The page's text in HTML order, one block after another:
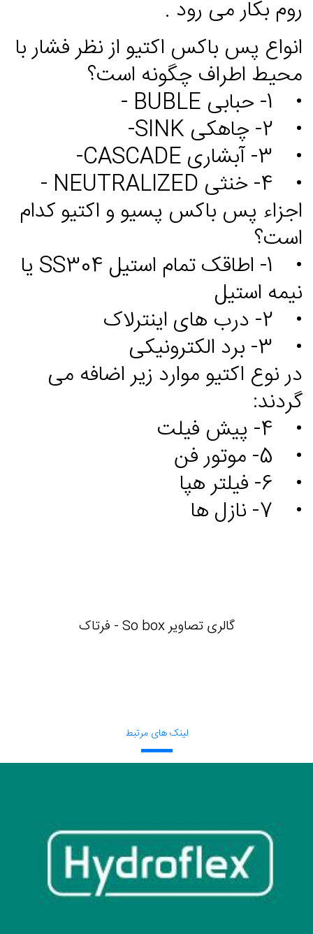
روم بکار می رود .
انواع پس باکس اکتیو از نظر فشار با
محیط اطراف چگونه است؟
• 1- حبابی BUBLE -
• 2- چاهکی SINK-
• 3- آبشاری CASCADE-
• 4- خنثی NEUTRALIZED -
اجزاء پس باکس پسیو و اکتیو کدام
است؟
• 1- اطاقک تمام استیل SS304 یا
نیمه استیل
• 2- درب های اینترلاک
• 3- برد الکترونیکی
در نوع اکتیو موارد زیر اضافه می
گردند:
• 4- پیش فیلت
• 5- موتور فن
• 6- فیلتر هپا
• 7- نازل ها
گالری تصاویر So box - فرتاک
لینک های مرتبط